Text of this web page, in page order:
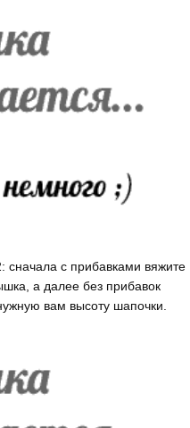
сначала с прибавками вяжите
а далее без прибавок
вам высоту шапочки.